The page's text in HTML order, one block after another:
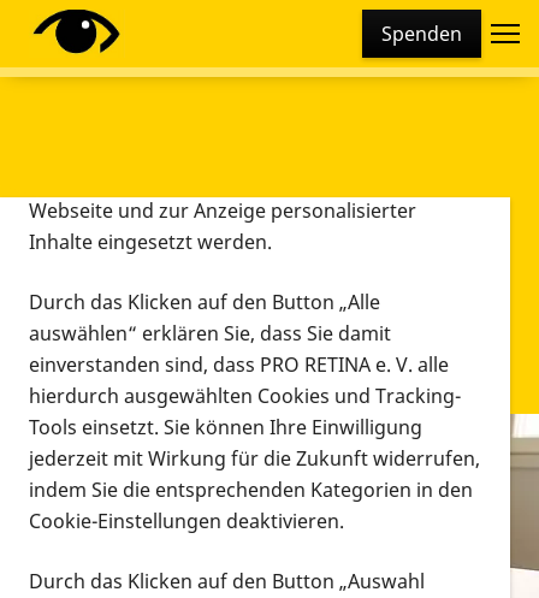
Spenden
Infomaterial
Infomaterial
Vorlesen
Diese Webseite setzt verschiedene Cookies und
Tracking-Tools ein. Dies beinhaltet Cookies und
Webseite und zur Anzeige personalisierter
Inhalte eingesetzt werden.
Durch das Klicken auf den Button „Alle
auswählen“ erklären Sie, dass Sie damit
einverstanden sind, dass PRO RETINA e. V. alle
hierdurch ausgewählten Cookies und Tracking-
Tools einsetzt. Sie können Ihre Einwilligung
jederzeit mit Wirkung für die Zukunft widerrufen,
indem Sie die entsprechenden Kategorien in den
Cookie-Einstellungen deaktivieren.
Durch das Klicken auf den Button „Auswahl